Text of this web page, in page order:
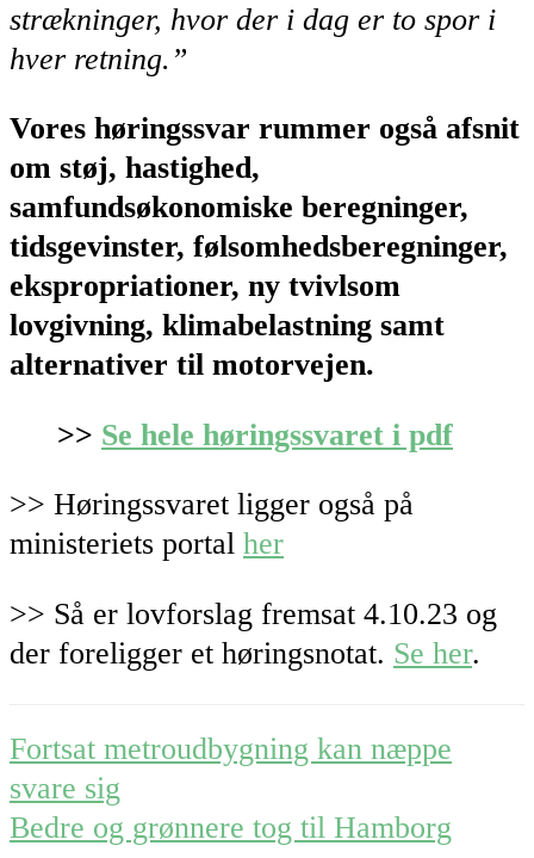
strækninger, hvor der i dag er to spor i
hver retning.”
Vores høringssvar rummer også afsnit
om støj, hastighed,
samfundsøkonomiske beregninger,
tidsgevinster, følsomhedsberegninger,
ekspropriationer, ny tvivlsom
lovgivning, klimabelastning samt
alternativer til motorvejen.
>> Se hele høringssvaret i pdf
>> Høringssvaret ligger også på
ministeriets portal her
>> Så er lovforslag fremsat 4.10.23 og
der foreligger et høringsnotat. Se her.
Post
navigation
Fortsat metroudbygning kan næppe
svare sig
Bedre og grønnere tog til Hamborg